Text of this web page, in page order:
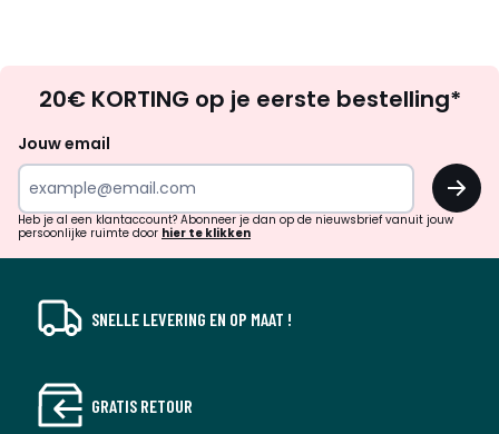
zoek
inspiratie
verrassingen?
20€ KORTING op je eerste bestelling*
Jouw email
OK
Heb je al een klantaccount? Abonneer je dan op de nieuwsbrief vanuit jouw
persoonlijke ruimte door hier te klikken
SNELLE LEVERING EN OP MAAT !
GRATIS RETOUR